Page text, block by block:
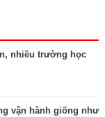
nhiều trường học
vận hành giống như